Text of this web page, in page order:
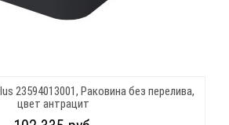
23594013001, Раковина без перелива,
цвет антрацит